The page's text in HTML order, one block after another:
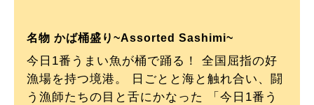
名物 かば桶盛り~Assorted Sashimi~
今日1番うまい魚が桶で踊る！ 全国屈指の好
漁場を持つ境港。 日ごとと海と触れ合い、闘
う漁師たちの目と舌にかなった 「今日1番う